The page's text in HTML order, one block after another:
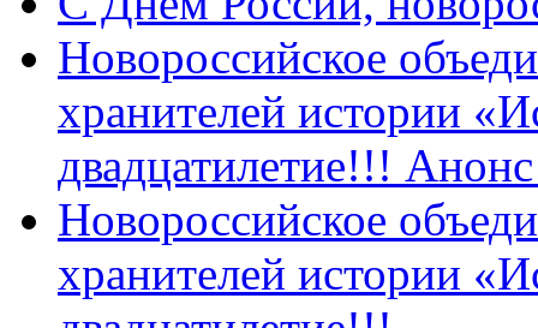
Новороссийское
хранителей истории
двадцатилетие!!!
Новороссийское
хранителей истории